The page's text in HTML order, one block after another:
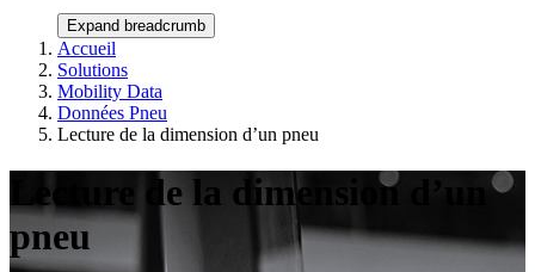
Expand breadcrumb
Accueil
Solutions
Mobility Data
Données Pneu
Lecture de la dimension d’un pneu
Lecture de la dimension d’un
pneu